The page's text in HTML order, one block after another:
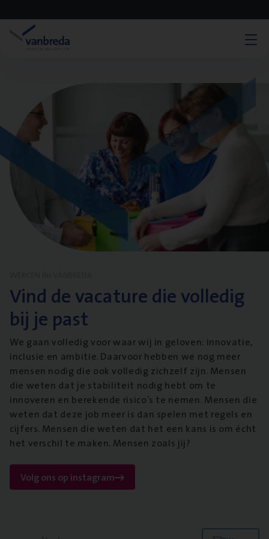
Vind de vacature die volledig
bij je past
We gaan volledig voor waar wij in geloven: innovatie,
inclusie en ambitie. Daarvoor hebben we nog meer
mensen nodig die ook volledig zichzelf zijn. Mensen
die weten dat je stabiliteit nodig hebt om te
innoveren en berekende risico’s te nemen. Mensen die
weten dat deze job meer is dan spelen met regels en
cijfers. Mensen die weten dat het een kans is om écht
het verschil te maken. Mensen zoals jij?
Volg ons op instagram